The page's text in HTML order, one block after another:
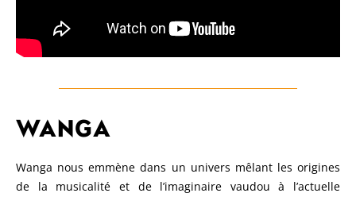
WANGA
Wanga nous emmène dans un univers mêlant les origines
de la musicalité et de l’imaginaire vaudou à l’actuelle